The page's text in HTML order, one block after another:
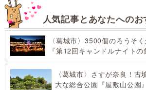
人気記事とあなたへのお
〈葛城市〉3500個のろうそ
『第12回キャンドルナイトの
〈葛城市〉さすが奈良！
大な総合公園『屋敷山公園』